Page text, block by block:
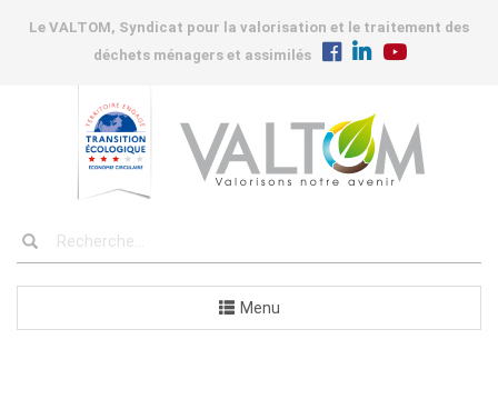
Le VALTOM, Syndicat pour la valorisation et le traitement des
déchets ménagers et assimilés
Menu